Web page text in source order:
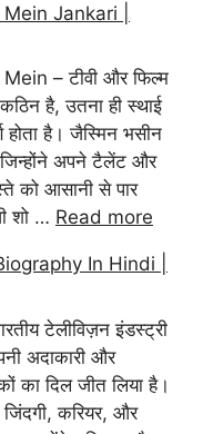
Jankari |
– टीवी और फिल्म
है, उतना ही स्थाई
होता है। जैस्मिन भसीन
अपने टैलेंट और
को आसानी से पार
शो … Read more
In Hindi |
टेलीविज़न इंडस्ट्री
अदाकारी और
का दिल जीत लिया है।
करियर, और